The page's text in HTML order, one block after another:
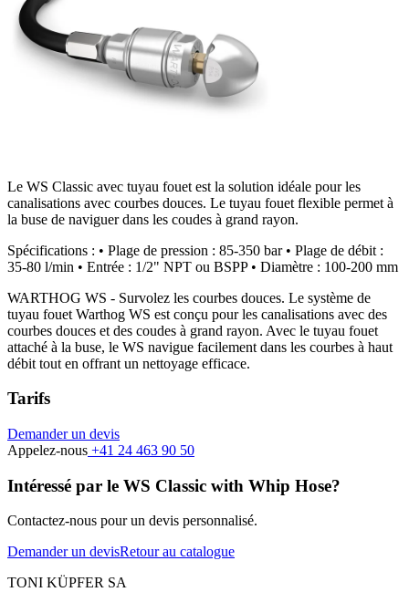
Le WS Classic avec tuyau fouet est la solution idéale pour les
canalisations avec courbes douces. Le tuyau fouet flexible permet à
la buse de naviguer dans les coudes à grand rayon.
Spécifications : • Plage de pression : 85-350 bar • Plage de débit :
35-80 l/min • Entrée : 1/2" NPT ou BSPP • Diamètre : 100-200 mm
WARTHOG WS - Survolez les courbes douces. Le système de
tuyau fouet Warthog WS est conçu pour les canalisations avec des
courbes douces et des coudes à grand rayon. Avec le tuyau fouet
attaché à la buse, le WS navigue facilement dans les courbes à haut
débit tout en offrant un nettoyage efficace.
Tarifs
Demander un devis
Appelez-nous +41 24 463 90 50
Intéressé par le WS Classic with Whip Hose?
Contactez-nous pour un devis personnalisé.
Demander un devisRetour au catalogue
TONI KÜPFER SA